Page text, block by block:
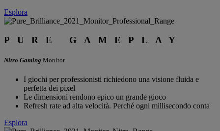
Esplora
PURE GAMEPLAY
Nitro Gaming Monitor
I giochi per professionisti richiedono una visione fluida e
perfetta dei pixel
Le dimensioni rendono epico un grande gioco
Refresh rate ad alta velocità. Perché ogni millisecondo conta
Esplora